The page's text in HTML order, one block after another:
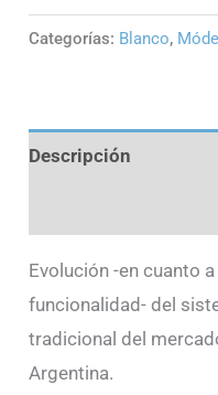
Categorías: Blanco,
Descripción
Evolución -en cuanto
funcionalidad- del
tradicional del
Argentina.